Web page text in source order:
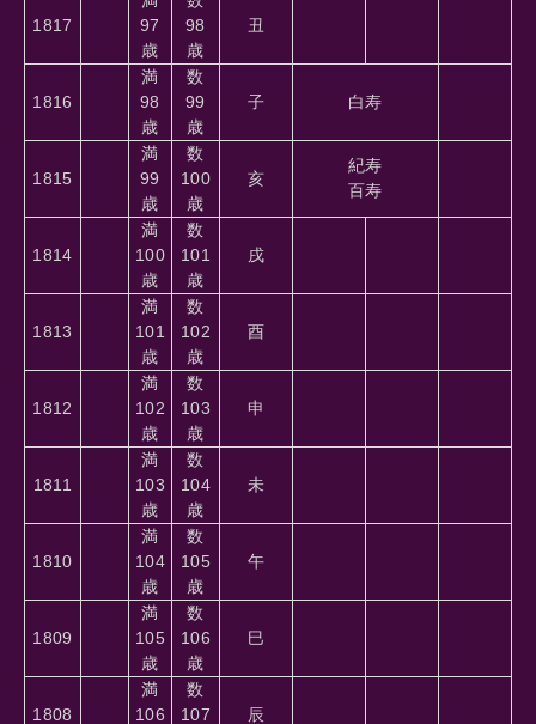
1817
97
歳
98
歳
丑
1816
満
98
歳
数
99
歳
子 白寿
1815
満
99
歳
数
100
歳
亥
紀寿
百寿
1814
満
100
歳
数
101
歳
戌
1813
満
101
歳
数
102
歳
酉
1812
満
102
歳
数
103
歳
申
1811
満
103
歳
数
104
歳
未
1810
満
104
歳
数
105
歳
午
1809
満
105
歳
数
106
歳
巳
1808
満
106
数
107
辰